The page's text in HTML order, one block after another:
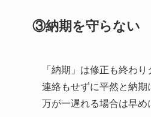
③納期を守らない
「納期」は修正も終わ
連絡もせずに平然と納期
万が一遅れる場合は早め